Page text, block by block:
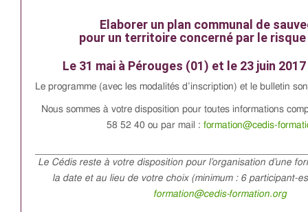
Elaborer un plan communal de
pour un territoire concerné par le
Le 31 mai à Pérouges (01) et le 23 juin
Le programme (avec les modalités d’inscription) et le bulletin
Nous sommes à votre disposition pour toutes informations
58 52 40 ou par mail : formation@cedis-
Le Cédis reste à votre disposition pour l’organisation d’une
la date et au lieu de votre choix (minimum : 6 participant-
formation@cedis-formation.org